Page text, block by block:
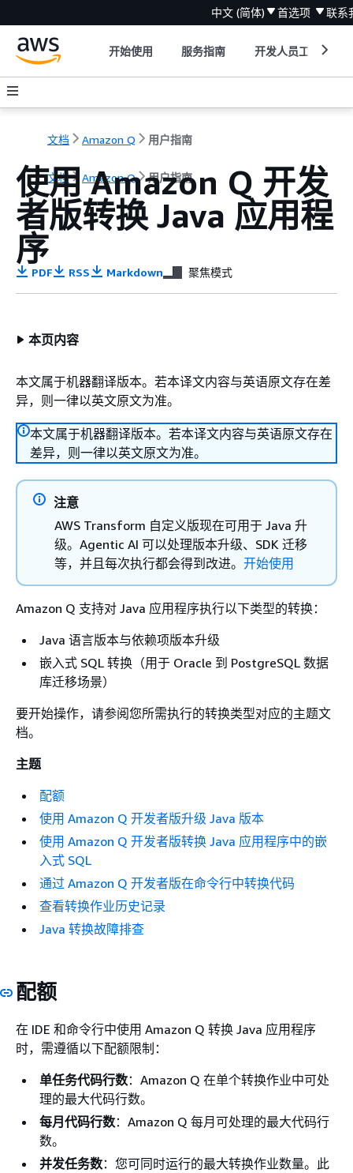
中文 (简体) 首选项 联系
开始使用 服务指南 开发人员工具
文档 Amazon Q 用户指南
文档 Amazon Q 用户指南
使用 Amazon Q 开发
者版转换 Java 应用程
序
PDF RSS Markdown 聚焦模式
本页内容
本文属于机器翻译版本。若本译文内容与英语原文存在差
异，则一律以英文原文为准。
本文属于机器翻译版本。若本译文内容与英语原文存在
差异，则一律以英文原文为准。
注意
AWS Transform 自定义版现在可用于 Java 升
级。Agentic AI 可以处理版本升级、SDK 迁移
等，并且每次执行都会得到改进。 开始使用
Amazon Q 支持对 Java 应用程序执行以下类型的转换：
Java 语言版本与依赖项版本升级
嵌入式 SQL 转换（用于 Oracle 到 PostgreSQL 数据
库迁移场景）
要开始操作，请参阅您所需执行的转换类型对应的主题文
档。
主题
配额
使用 Amazon Q 开发者版升级 Java 版本
使用 Amazon Q 开发者版转换 Java 应用程序中的嵌
入式 SQL
通过 Amazon Q 开发者版在命令行中转换代码
查看转换作业历史记录
Java 转换故障排查
配额
在 IDE 和命令行中使用 Amazon Q 转换 Java 应用程序
时，需遵循以下配额限制：
单任务代码行数：Amazon Q 在单个转换作业中可处
理的最大代码行数。
每月代码行数：Amazon Q 每月可处理的最大代码行
数。
并发任务数：您可同时运行的最大转换作业数量。此